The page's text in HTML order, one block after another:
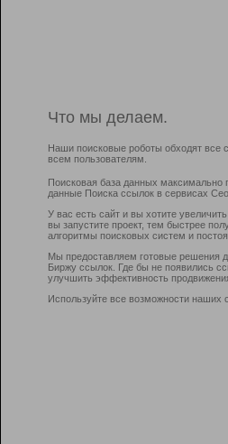
Что мы делаем.
Наши поисковые роботы обходят все
всем пользователям.
Поисковая база данных
данные Поиска ссылок в сервисах
У вас есть сайт и вы хотите
вы запустите проект, тем быстрее
алгоритмы поисковых систем и
Мы предоставляем готовые решения
Биржу ссылок. Где бы не появились
улучшить эффективность
Используйте все возможности наших